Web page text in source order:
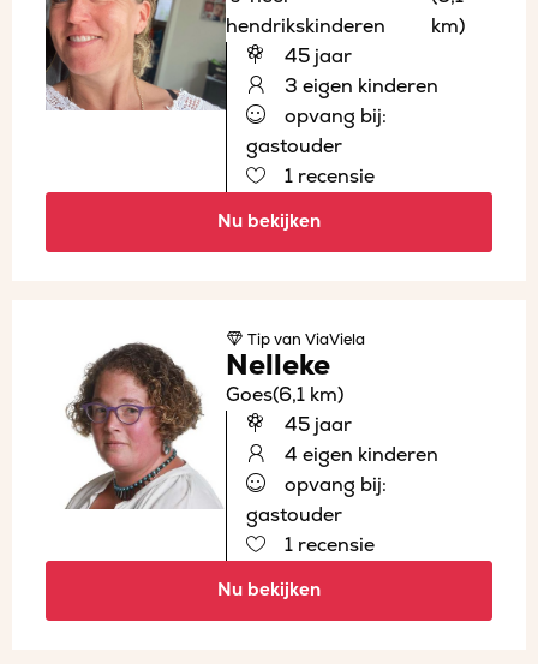
hendrikskinderen
km)
45 jaar
3 eigen kinderen
opvang bij:
gastouder
1 recensie
Nu bekijken
Tipvan ViaViela
Nelleke
Goes(6,1 km)
45 jaar
4 eigen kinderen
opvang bij:
gastouder
1 recensie
Nu bekijken